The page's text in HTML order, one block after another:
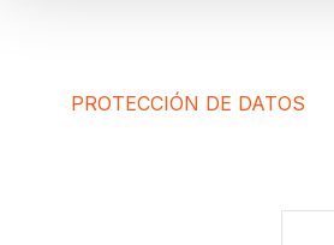
PROTECCIÓN DE DATOS